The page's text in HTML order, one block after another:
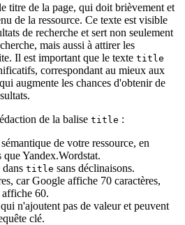
titre de la page, qui doit brièvement et
de la ressource. Ce texte est visible
de recherche et sert non seulement
mais aussi à attirer les
Il est important que le texte title
correspondant au mieux aux
augmente les chances d'obtenir de
de la balise title :
de votre ressource, en
Yandex.Wordstat.
title sans déclinaisons.
car Google affiche 70 caractères,
affiche 60.
n'ajoutent pas de valeur et peuvent
clé.